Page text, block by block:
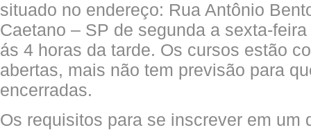
situado no endereço: Rua Antônio
Caetano – SP de segunda a sexta-
ás 4 horas da tarde. Os cursos estão
abertas, mais não tem previsão para
encerradas.
Os requisitos para se inscrever em um